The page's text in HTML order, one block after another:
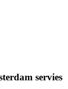
servies